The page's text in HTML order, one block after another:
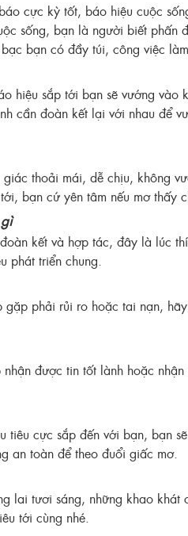
cực kỳ tốt, báo hiệu cuộc
sống, bạn là người biết phấn
bạn có đầy túi, công việc
hiệu sắp tới bạn sẽ vướng vào
cần đoàn kết lại với nhau để
thoải mái, dễ chịu, không
bạn cứ yên tâm nếu mơ thấy
gì
kết và hợp tác, đây là lúc
phát triển chung.
phải rủi ro hoặc tai nạn,
được tin tốt lành hoặc
tiêu cực sắp đến với bạn, bạn
an toàn để theo đuổi giấc mơ.
lai tươi sáng, những khao khát
tới cùng nhé.